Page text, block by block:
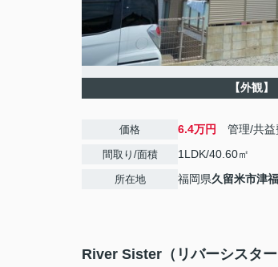
【外観】
価格 6.4万円 管理/共益
間取り/面積 1LDK/40.60㎡
所在地 福岡県久留米市津
River Sister（リバーシスタ